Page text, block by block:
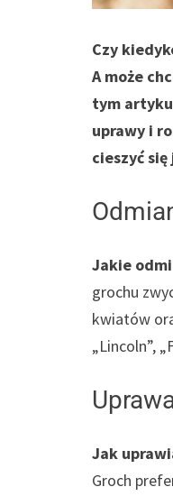
Czy
A może
tym
uprawy i
cieszyć
Jakie
grochu
kwiatów
„Lincoln”,
Jak
Groch